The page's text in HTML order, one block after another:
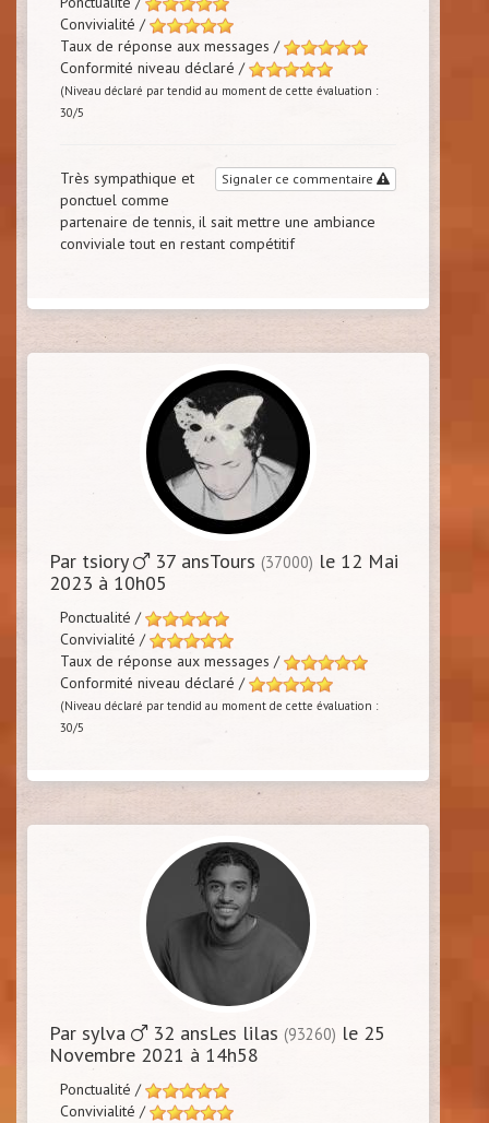
Convivialité /
Taux de réponse aux messages /
Conformité niveau déclaré /
(Niveau déclaré par tendid au moment de cette évaluation :
30/5
Signaler ce commentaire
Très sympathique et
ponctuel comme
partenaire de tennis, il sait mettre une ambiance
conviviale tout en restant compétitif
Par tsiory 37 ansTours (37000) le 12 Mai
2023 à 10h05
Ponctualité /
Convivialité /
Taux de réponse aux messages /
Conformité niveau déclaré /
(Niveau déclaré par tendid au moment de cette évaluation :
30/5
Par sylva 32 ansLes lilas (93260) le 25
Novembre 2021 à 14h58
Ponctualité /
Convivialité /